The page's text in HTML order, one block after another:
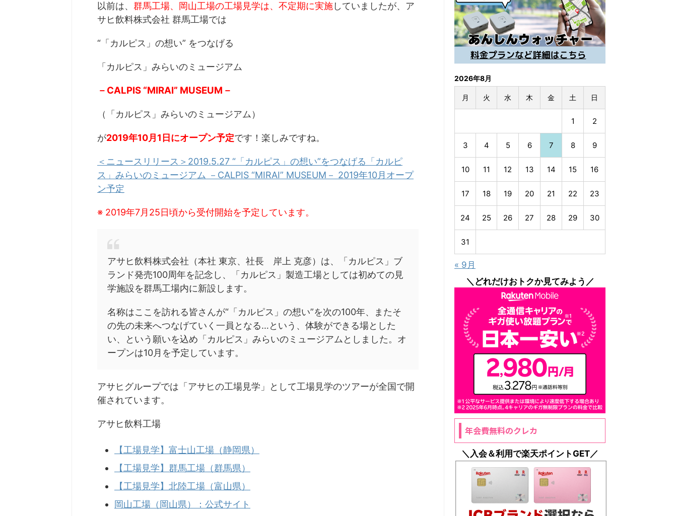
以前は、 群馬工場、岡山工場の工場見学は、不定期に実施していましたが、ア
サヒ飲料株式会社 群馬工場では
“「カルピス」の想い” をつなげる
「カルピス」みらいのミュージアム
－CALPIS “MIRAI” MUSEUM－
（「カルピス」みらいのミュージアム）
が2019年10月1日にオープン予定です！楽しみですね。
＜ニュースリリース＞2019.5.27 “「カルピス」の想い”をつなげる「カルピ
ス」みらいのミュージアム －CALPIS “MIRAI” MUSEUM－ 2019年10月オープ
ン予定
※ 2019年7月25日頃から受付開始を予定しています。
アサヒ飲料株式会社（本社 東京、社長 岸上 克彦）は、「カルピス」ブ
ランド発売100周年を記念し、「カルピス」製造工場としては初めての見
学施設を群馬工場内に新設します。
名称はここを訪れる皆さんが“「カルピス」の想い”を次の100年、またそ
の先の未来へつなげていく一員となる…という、体験ができる場とした
い、という願いを込め「カルピス」みらいのミュージアムとしました。オ
ープンは10月を予定しています。
アサヒグループでは「アサヒの工場見学」として工場見学のツアーが全国で開
催されています。
アサヒ飲料工場
【工場見学】富士山工場（静岡県）
【工場見学】群馬工場（群馬県）
【工場見学】北陸工場（富山県）
岡山工場（岡山県）：公式サイト
2026年8月
月 火 水 木 金 土 日
1 2
3 4 5 6 7 8 9
10 11 12 13 14 15 16
17 18 19 20 21 22 23
24 25 26 27 28 29 30
31
« 9月
＼どれだけおトクか見てみよう／
年会費無料のクレカ
＼入会＆利用で楽天ポイントGET／